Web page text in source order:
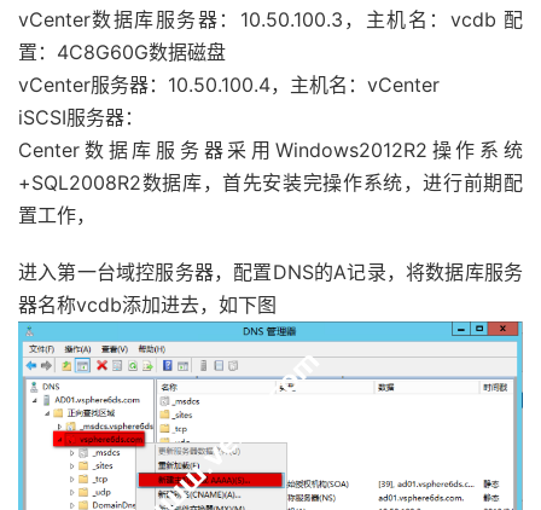
vCenter数据库服务器：10.50.100.3，主机名：vcdb 配
置：4C8G60G数据磁盘
vCenter服务器：10.50.100.4，主机名：vCenter
iSCSI服务器：
Center数据库服务器采用Windows2012R2操作系统
+SQL2008R2数据库，首先安装完操作系统，进行前期配
置工作，
进入第一台域控服务器，配置DNS的A记录，将数据库服务
器名称vcdb添加进去，如下图